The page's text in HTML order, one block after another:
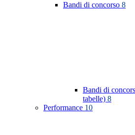
Bandi di concorso 8
Bandi di
tabelle) 8
Performance 10